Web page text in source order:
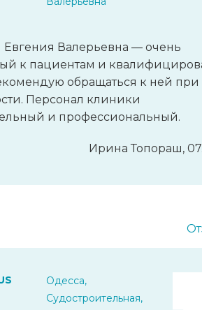
Валерьевна — очень
к пациентам и
обращаться к ней при
Персонал клиники
и профессиональный.
Ирина Топораш,
Одесса,
Судостроительная,